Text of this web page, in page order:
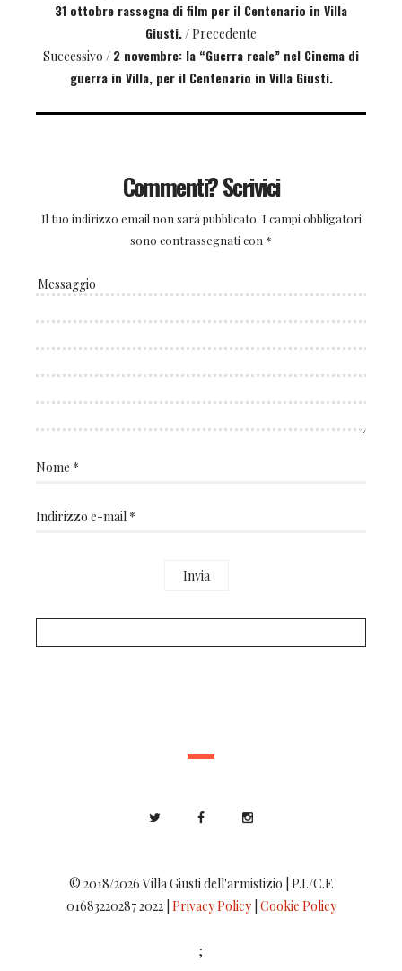
31 ottobre rassegna di film per il Centenario in Villa
Giusti./ Precedente
Successivo / 2 novembre: la “Guerra reale” nel Cinema di
guerra in Villa, per il Centenario in Villa Giusti.
Commenti? Scrivici
Il tuo indirizzo email non sarà pubblicato. I campi obbligatori
sono contrassegnati con *
© 2018/2026 Villa Giusti dell'armistizio | P.I./C.F.
01683220287 2022 | Privacy Policy| Cookie Policy
;